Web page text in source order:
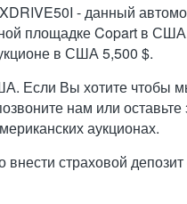
- данный
площадке Copart в
в США 5,500 $.
Если Вы хотите чтобы
нам или оставьте
аукционах.
страховой депозит